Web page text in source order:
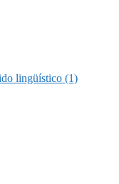
lingüístico (1)